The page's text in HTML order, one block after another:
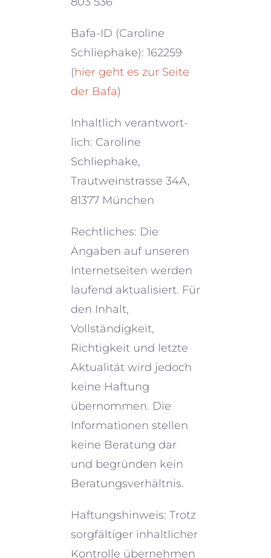
Bafa-ID (Caroline
Schliephake): 162259
(hier geht es zur Seite
der Bafa)
Inhaltlich verant­wort­
lich: Caroline
Schliephake,
Trautweinstrasse 34A,
81377 München
Rechtliches: Die
Angaben auf unseren
Internetseiten werden
laufend aktua­li­siert. Für
den Inhalt,
Vollständigkeit,
Richtigkeit und letzte
Aktualität wird jedoch
keine Haftung
übernom­men. Die
Informationen stellen
keine Beratung dar
und begrün­den kein
Beratungsverhältnis.
Haftungshinweis: Trotz
sorgfäl­ti­ger inhalt­li­cher
Kontrolle überneh­men